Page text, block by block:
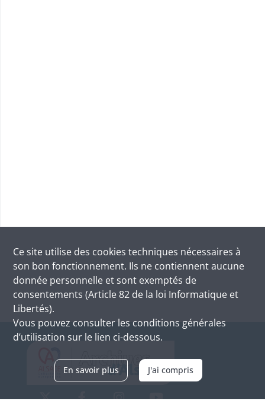
Ce site utilise des cookies techniques nécessaires à
son bon fonctionnement. Ils ne contiennent aucune
donnée personnelle et sont exemptés de
consentements (Article 82 de la loi Informatique et
Libertés).
Vous pouvez consulter les conditions générales
d’utilisation sur le lien ci-dessous.
En savoir plus J'ai compris